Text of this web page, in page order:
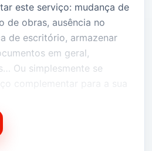
este serviço: mudança de
de obras, ausência no
de escritório, armazenar
em geral,
Ou simplesmente se
complementar para a sua
extra que precisa na sua